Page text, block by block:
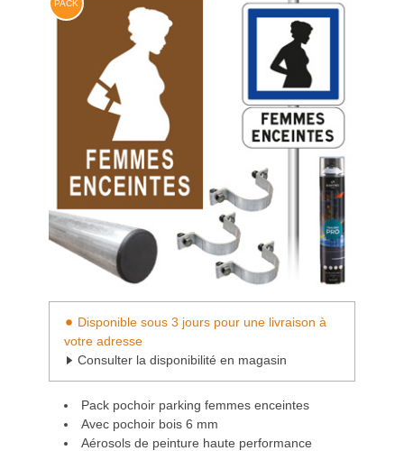
PACK
Disponible sous 3 jours pour une livraison à
votre adresse
Consulter la disponibilité en magasin
Pack pochoir parking femmes enceintes
Avec pochoir bois 6 mm
Aérosols de peinture haute performance